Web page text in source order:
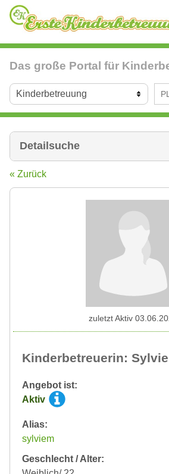
Das große Portal für
Detailsuche
« Zurück
Kinderbetreuerin: Sylvie
Angebot ist:
Aktiv
Alias:
sylviem
Geschlecht / Alter:
zuletzt Aktiv